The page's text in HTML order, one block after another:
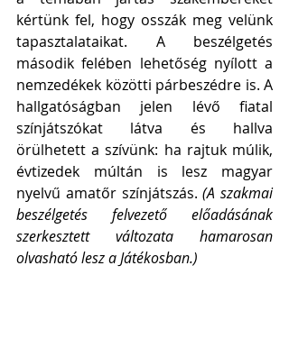
kértünk fel, hogy osszák meg velünk
tapasztalataikat. A beszélgetés
második felében lehetőség nyílott a
nemzedékek közötti párbeszédre is. A
hallgatóságban jelen lévő fiatal
színjátszókat látva és hallva
örülhetett a szívünk: ha rajtuk múlik,
évtizedek múltán is lesz magyar
nyelvű amatőr színjátszás. (A szakmai
beszélgetés felvezető előadásának
szerkesztett változata hamarosan
olvasható lesz a Játékosban.)